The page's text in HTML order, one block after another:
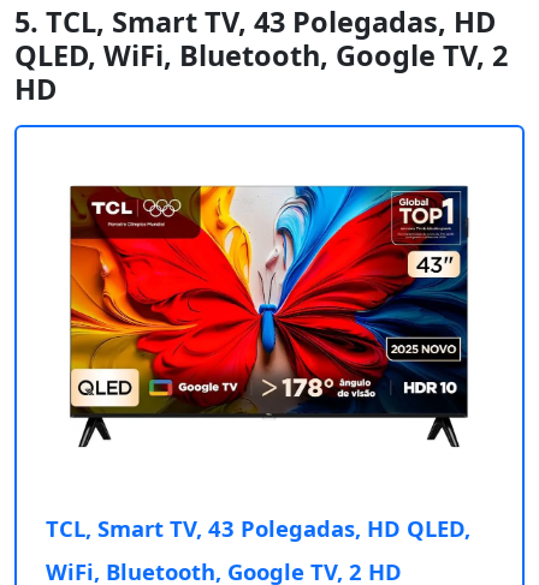
5. TCL, Smart TV, 43 Polegadas, HD
QLED, WiFi, Bluetooth, Google TV, 2
HD
TCL, Smart TV, 43 Polegadas, HD QLED,
WiFi, Bluetooth, Google TV, 2 HD